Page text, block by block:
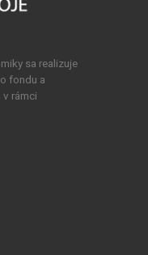
sa realizuje
fondu a
rámci